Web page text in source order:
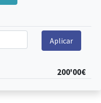
Aplicar
200'00€